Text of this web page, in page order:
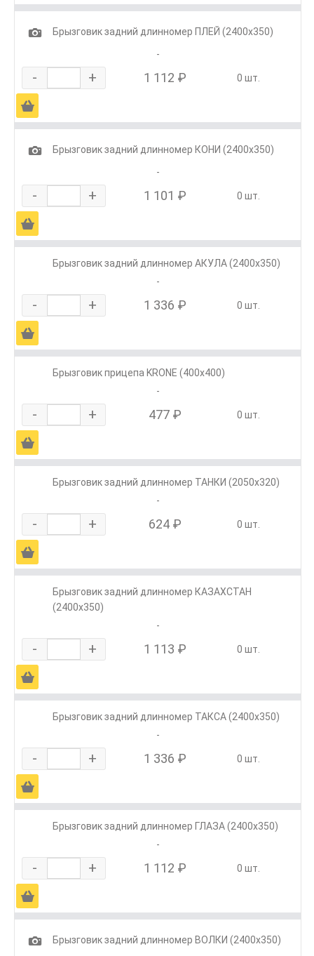
1
Брызговик задний длинномер ПЛЕЙ (2400х350)
-
- + 1 112 ₽ 0 шт.
Ä
1
Брызговик задний длинномер КОНИ (2400х350)
-
- + 1 101 ₽ 0 шт.
Ä
Брызговик задний длинномер АКУЛА (2400х350)
-
- + 1 336 ₽ 0 шт.
Ä
Брызговик прицепа KRONE (400х400)
-
- + 477 ₽ 0 шт.
Ä
Брызговик задний длинномер ТАНКИ (2050х320)
-
- + 624 ₽ 0 шт.
Ä
Брызговик задний длинномер КАЗАХСТАН
(2400х350)
-
- + 1 113 ₽ 0 шт.
Ä
Брызговик задний длинномер ТАКСА (2400х350)
-
- + 1 336 ₽ 0 шт.
Ä
Брызговик задний длинномер ГЛАЗА (2400х350)
-
- + 1 112 ₽ 0 шт.
Ä
1
Брызговик задний длинномер ВОЛКИ (2400х350)